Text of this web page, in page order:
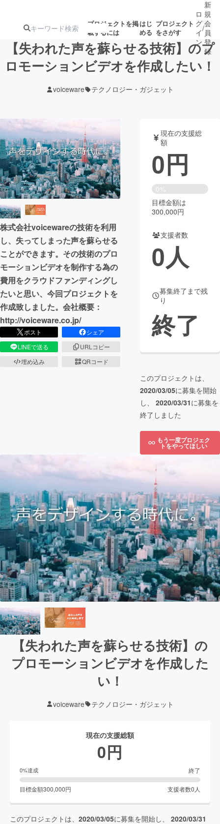
プロジェクトを掲
載するには
はじ
める
プロジェクト
をさがす
ターン
ジェクト
ロジェクト
アート・写真 音楽
テクノロジー・ガジェット ゲーム・サ
映像・映画 書籍・雑誌
チャレンジ
まちづくり・地域活性化
CAMPFIRE for Social Good
CAMPFIRE Creation
CAMPFIREふるさと納税machi-ya
ロ
グ
イ
ン
/
新
規
会
員
登
録
【失われた声を蘇らせる技術】のプ
ロモーションビデオを作成したい！
voiceware テクノロジー・ガジェット
株式会社voicewareの技術を利用
し、失ってしまった声を蘇らせる
ことができます。その技術のプロ
モーションビデオを制作する為の
費用をクラウドファンディングし
たいと思い、今回プロジェクトを
作成致しました。会社概要：
http://voiceware.co.jp/
ポスト
シェア
LINEで送る
URLコピー
埋め込み
QRコード
現在の支援総
額
0円
0%
目標金額は
300,000円
支援者数
0人
募集終了まで残
り
終了
このプロジェクトは、
2020/03/05に募集を開始
し、 2020/03/31に募集を
終了しました
もう一度プロジェク
トをやってほしい
【失われた声を蘇らせる技術】の
プロモーションビデオを作成した
い！
voiceware テクノロジー・ガジェット
現在の支援総額
0円
0%達成 終了
目標金額300,000円 支援者数0 人
このプロジェクトは、 2020/03/05に募集を開始し、 2020/03/31